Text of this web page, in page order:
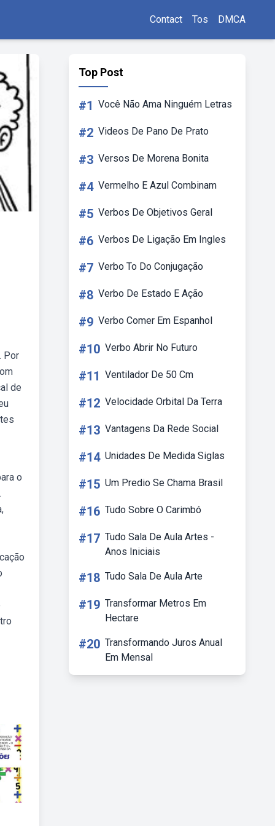
Contact Tos DMCA
Por
de
o
Top Post
#1 Você Não Ama Ninguém Letras
#2 Videos De Pano De Prato
#3 Versos De Morena Bonita
#4 Vermelho E Azul Combinam
#5 Verbos De Objetivos Geral
#6 Verbos De Ligação Em Ingles
#7 Verbo To Do Conjugação
#8 Verbo De Estado E Ação
#9 Verbo Comer Em Espanhol
#10 Verbo Abrir No Futuro
#11 Ventilador De 50 Cm
#12 Velocidade Orbital Da Terra
#13 Vantagens Da Rede Social
#14 Unidades De Medida Siglas
#15 Um Predio Se Chama Brasil
#16 Tudo Sobre O Carimbó
#17 Tudo Sala De Aula Artes -
Anos Iniciais
#18 Tudo Sala De Aula Arte
#19 Transformar Metros Em
Hectare
#20 Transformando Juros Anual
Em Mensal